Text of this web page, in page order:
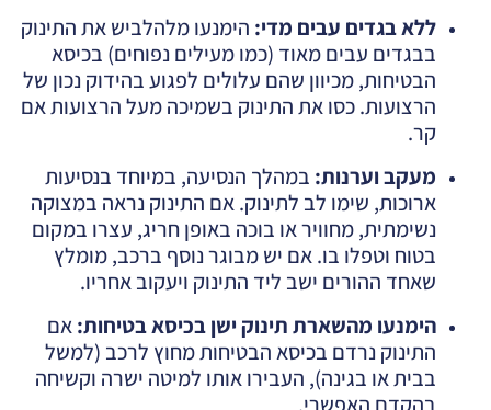
ללא בגדים עבים מדי: הימנעו מלהלביש את התינוק
בבגדים עבים מאוד (כמו מעילים נפוחים) בכיסא
הבטיחות, מכיוון שהם עלולים לפגוע בהידוק נכון של
הרצועות. כסו את התינוק בשמיכה מעל הרצועות אם
קר.
מעקב וערנות: במהלך הנסיעה, במיוחד בנסיעות
ארוכות, שימו לב לתינוק. אם התינוק נראה במצוקה
נשימתית, מחוויר או בוכה באופן חריג, עצרו במקום
בטוח וטפלו בו. אם יש מבוגר נוסף ברכב, מומלץ
שאחד ההורים ישב ליד התינוק ויעקוב אחריו.
הימנעו מהשארת תינוק ישן בכיסא בטיחות:אם
התינוק נרדם בכיסא הבטיחות מחוץ לרכב (למשל
בבית או בגינה), העבירו אותו למיטה ישרה וקשיחה